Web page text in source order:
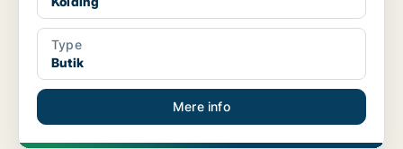
Type
Butik
Mere info